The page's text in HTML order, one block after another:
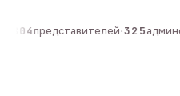
804представителей·325